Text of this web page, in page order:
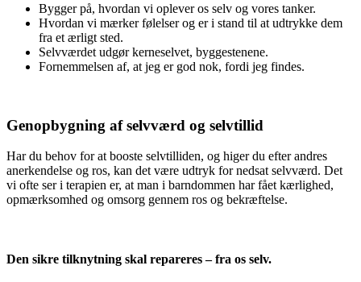
Bygger på, hvordan vi oplever os selv og vores tanker.
Hvordan vi mærker følelser og er i stand til at udtrykke dem
fra et ærligt sted.
Selvværdet udgør kerneselvet, byggestenene.
Fornemmelsen af, at jeg er god nok, fordi jeg findes.
Genopbygning af selvværd og selvtillid
Har du behov for at booste selvtilliden, og higer du efter andres
anerkendelse og ros, kan det være udtryk for nedsat selvværd. Det
vi ofte ser i terapien er, at man i barndommen har fået kærlighed,
opmærksomhed og omsorg gennem ros og bekræftelse.
Den sikre tilknytning skal repareres – fra os selv.